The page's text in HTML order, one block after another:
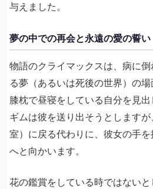
与えました。
夢の中での再会と永遠の愛の誓い
物語のクライマックスは、病に
る夢（あるいは死後の世界）の
膝枕で昼寝をしている自分を見
ギムは彼を送り出そうとします
室）に戻る代わりに、彼女の手
へと向かいます。
花の鑑賞をしている時ではない